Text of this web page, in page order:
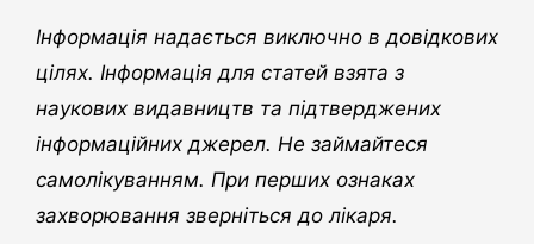
Інформація надається виключно в довідкових
цілях. Інформація для статей взята з
наукових видавництв та підтверджених
інформаційних джерел. Не займайтеся
самолікуванням. При перших ознаках
захворювання зверніться до лікаря.